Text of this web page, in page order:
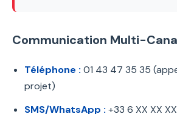
Communication Multi-
Téléphone : 01 43 47 35 35
projet)
SMS/WhatsApp : +33 6 XX XX